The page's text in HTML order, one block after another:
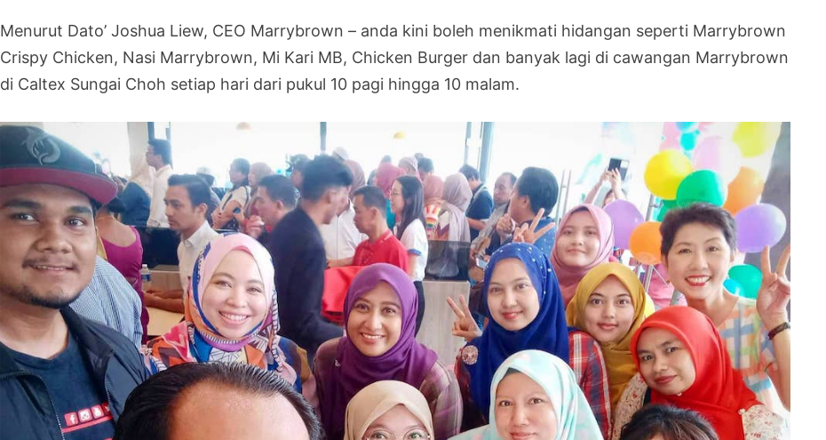
Menurut Dato’ Joshua Liew, CEO Marrybrown – anda kini boleh menikmati hidangan seperti Marrybrown
Crispy Chicken, Nasi Marrybrown, Mi Kari MB, Chicken Burger dan banyak lagi di cawangan Marrybrown
di Caltex Sungai Choh setiap hari dari pukul 10 pagi hingga 10 malam.